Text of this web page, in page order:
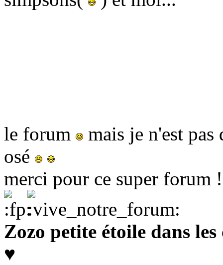
le forum
mais je n'est pas
osé
merci pour ce super forum
Zozo petite étoile dans
♥